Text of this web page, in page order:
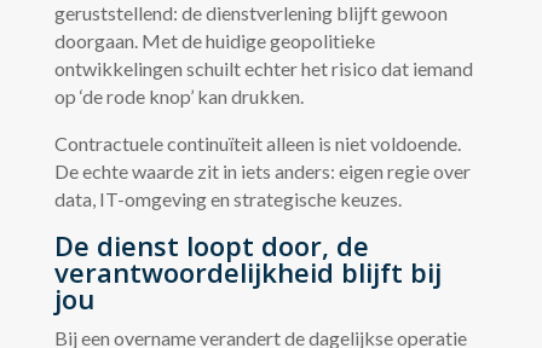
geruststellend: de dienstverlening blijft gewoon
doorgaan. Met de huidige geopolitieke
ontwikkelingen schuilt echter het risico dat iemand
op ‘de rode knop’ kan drukken.
Contractuele continuïteit alleen is niet voldoende.
De echte waarde zit in iets anders: eigen regie over
data, IT-omgeving en strategische keuzes.
De dienst loopt door, de
verantwoordelijkheid blijft bij
jou
Bij een overname verandert de dagelijkse operatie